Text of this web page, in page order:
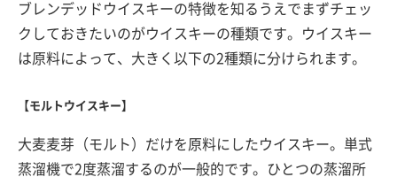
ブレンデッドウイスキーの特徴を知るうえでまずチェッ
クしておきたいのがウイスキーの種類です。ウイスキー
は原料によって、大きく以下の2種類に分けられます。
【モルトウイスキー】
大麦麦芽（モルト）だけを原料にしたウイスキー。単式
蒸溜機で2度蒸溜するのが一般的です。ひとつの蒸溜所